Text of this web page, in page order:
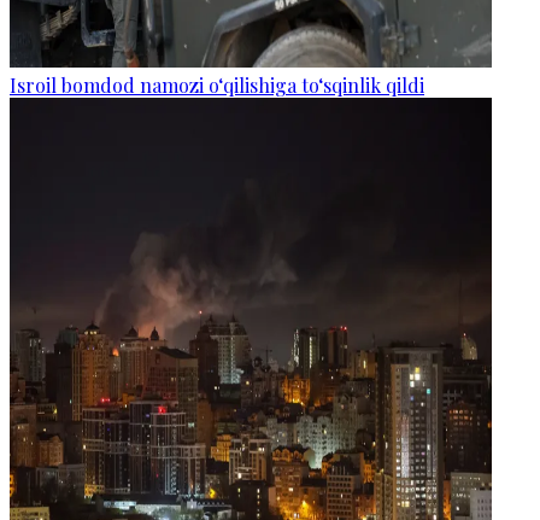
Isroil bomdod namozi o‘qilishiga to‘sqinlik qildi